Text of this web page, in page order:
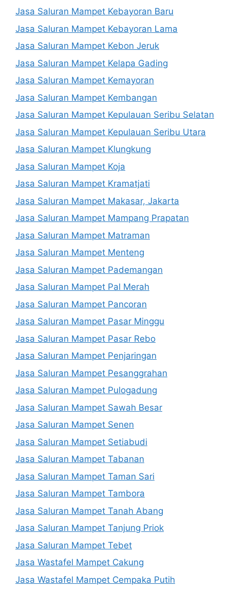
Jasa Saluran Mampet Kebayoran Baru
Jasa Saluran Mampet Kebayoran Lama
Jasa Saluran Mampet Kebon Jeruk
Jasa Saluran Mampet Kelapa Gading
Jasa Saluran Mampet Kemayoran
Jasa Saluran Mampet Kembangan
Jasa Saluran Mampet Kepulauan Seribu Selatan
Jasa Saluran Mampet Kepulauan Seribu Utara
Jasa Saluran Mampet Klungkung
Jasa Saluran Mampet Koja
Jasa Saluran Mampet Kramatjati
Jasa Saluran Mampet Makasar, Jakarta
Jasa Saluran Mampet Mampang Prapatan
Jasa Saluran Mampet Matraman
Jasa Saluran Mampet Menteng
Jasa Saluran Mampet Pademangan
Jasa Saluran Mampet Pal Merah
Jasa Saluran Mampet Pancoran
Jasa Saluran Mampet Pasar Minggu
Jasa Saluran Mampet Pasar Rebo
Jasa Saluran Mampet Penjaringan
Jasa Saluran Mampet Pesanggrahan
Jasa Saluran Mampet Pulogadung
Jasa Saluran Mampet Sawah Besar
Jasa Saluran Mampet Senen
Jasa Saluran Mampet Setiabudi
Jasa Saluran Mampet Tabanan
Jasa Saluran Mampet Taman Sari
Jasa Saluran Mampet Tambora
Jasa Saluran Mampet Tanah Abang
Jasa Saluran Mampet Tanjung Priok
Jasa Saluran Mampet Tebet
Jasa Wastafel Mampet Cakung
Jasa Wastafel Mampet Cempaka Putih